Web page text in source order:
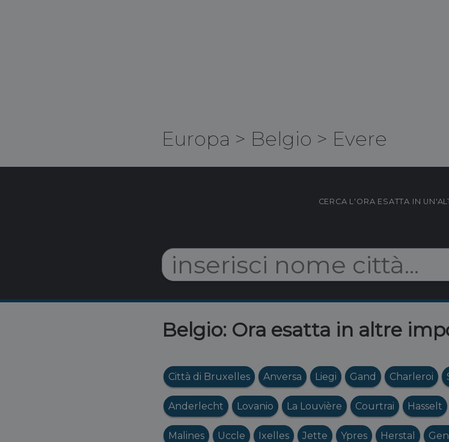
Europa > Belgio > Evere
CERCA L'ORA ESATTA IN
Belgio: Ora esatta in altre
Città di Bruxelles Anversa Liegi Gand Charleroi
Anderlecht Lovanio La Louvière Courtrai Hasselt
Malines Uccle Ixelles Jette Ypres Herstal